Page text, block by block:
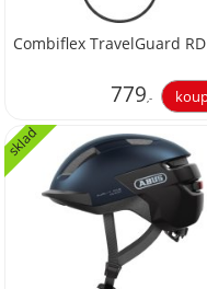
Combiflex TravelGuard RD
779,-
643,80
sklad